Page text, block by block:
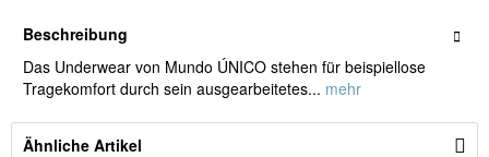
Beschreibung
Das Underwear von Mundo ÚNICO stehen für beispiellose
Tragekomfort durch sein ausgearbeitetes... mehr
Ähnliche Artikel